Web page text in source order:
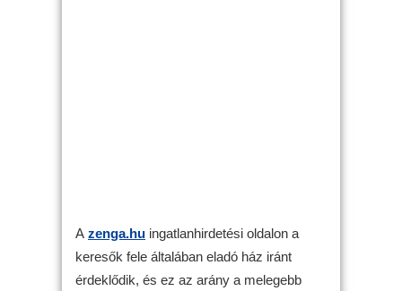
A zenga.hu ingatlanhirdetési oldalon a
keresők fele általában eladó ház iránt
érdeklődik, és ez az arány a melegebb